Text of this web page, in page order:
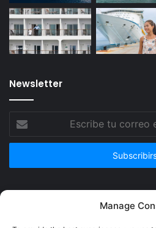
Manage
Newsletter
correo